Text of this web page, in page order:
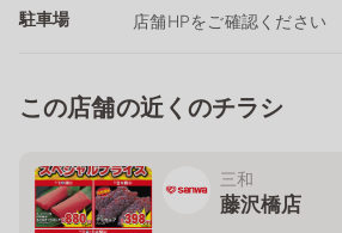
駐車場 店舗HPをご確認ください
この店舗の近くのチラシ
三和
藤沢橋店